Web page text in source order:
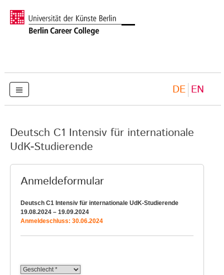
DE EN
Deutsch C1 Intensiv für internationale
UdK-Studierende
Anmeldeformular
Deutsch C1 Intensiv für internationale UdK-Studierende
19.08.2024 – 19.09.2024
Anmeldeschluss: 30.06.2024